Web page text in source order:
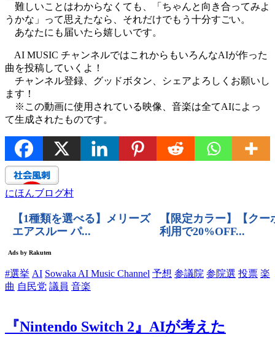
難しいことはわからなくても、「ちゃんと向き合ってみよ
うかな」って思えたなら、それだけでもう十分すごい。
あなたにも届いたら嬉しいです。
AI MUSIC チャンネルではこれからもいろんなAIが作った
曲を投稿していくよ！
チャンネル登録、グッドボタン、シェアよろしくお願いし
ます！
※この動画に使用されている映像、音楽は全てAIによっ
て生成されたものです。
にほんブログ村
#選挙 AI Sowaka AI Music Channel 予想 参議院 参院選 投票 楽
曲 自民党 議員 音楽
『Nintendo Switch 2』AIが考えた